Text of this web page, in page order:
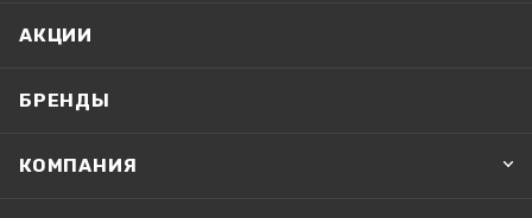
АКЦИИ
БРЕНДЫ
КОМПАНИЯ